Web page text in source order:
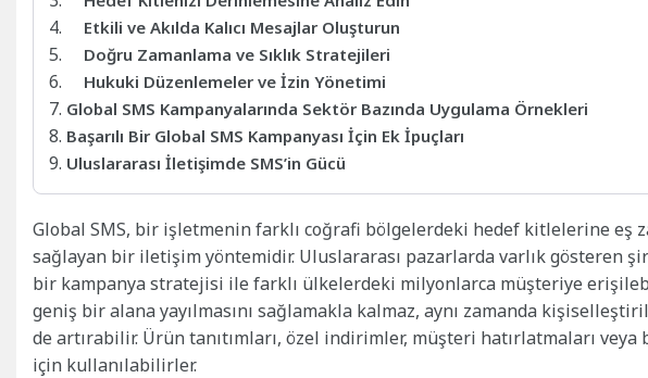
Etkili ve Akılda Kalıcı Mesajlar Oluşturun
Doğru Zamanlama ve Sıklık Stratejileri
Hukuki Düzenlemeler ve İzin Yönetimi
Global SMS Kampanyalarında Sektör Bazında Uygulama Örnekleri
Başarılı Bir Global SMS Kampanyası İçin Ek İpuçları
Uluslararası İletişimde SMS’in Gücü
Global SMS, bir işletmenin farklı coğrafi bölgelerdeki hedef kitlelerine eş
sağlayan bir iletişim yöntemidir. Uluslararası pazarlarda varlık gösteren
bir kampanya stratejisi ile farklı ülkelerdeki milyonlarca müşteriye
geniş bir alana yayılmasını sağlamakla kalmaz, aynı zamanda
de artırabilir. Ürün tanıtımları, özel indirimler, müşteri hatırlatmaları
için kullanılabilirler.